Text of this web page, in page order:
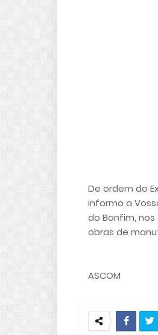
De ordem do
informo a
do Bonfim,
obras de
ASCOM